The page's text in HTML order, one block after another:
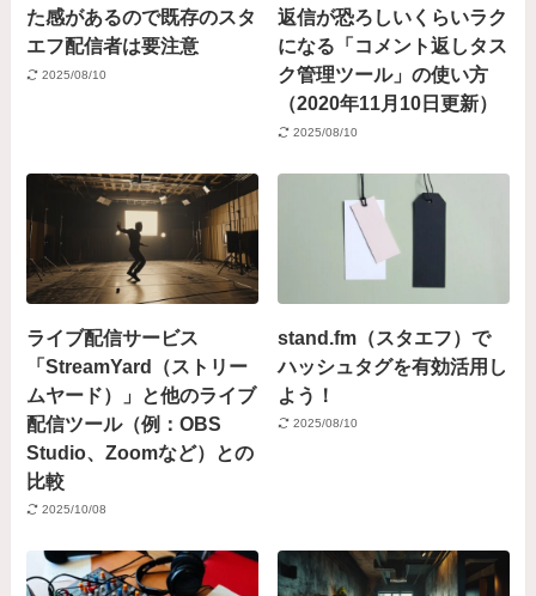
た感があるので既存のスタ
エフ配信者は要注意
2025/08/10
返信が恐ろしいくらいラク
になる「コメント返しタス
ク管理ツール」の使い方
（2020年11月10日更新）
2025/08/10
ライブ配信サービス
「StreamYard（ストリー
ムヤード）」と他のライブ
配信ツール（例：OBS
Studio、Zoomなど）との
比較
2025/10/08
stand.fm（スタエフ）で
ハッシュタグを有効活用し
よう！
2025/08/10